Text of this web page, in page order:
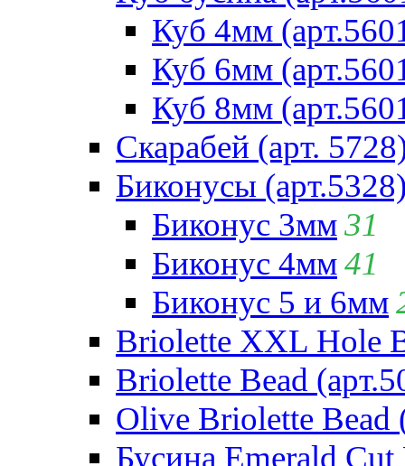
Куб 4мм
Куб 6мм
Куб 8мм
Скарабей (арт.
Биконусы
Биконус 3мм31
Биконус 4мм41
Биконус 5 и 6мм
Briolette XXL Hole
Briolette Bead
Olive Briolette Bead
Бусина Emerald Cut